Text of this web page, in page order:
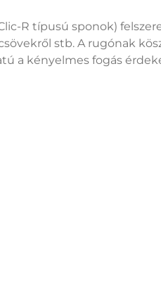
R típusú sponok)
stb. A rugónak
a kényelmes fogás